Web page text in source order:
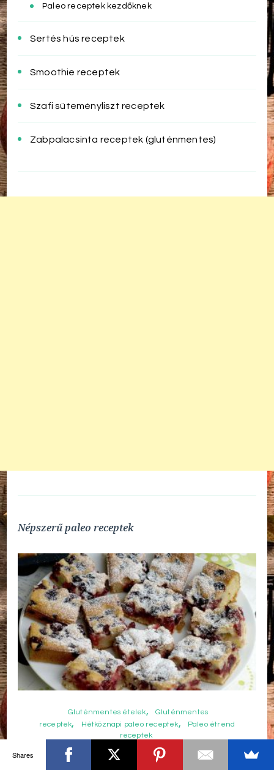
Paleo receptek kezdőknek
Sertés hús receptek
Smoothie receptek
Szafi süteményliszt receptek
Zabpalacsinta receptek (gluténmentes)
Népszerű paleo receptek
Gluténmentes ételek
Gluténmentes
receptek
Hétköznapi paleo receptek
Paleo étrend
receptek
Mandulaliszt piskóta recept
Shares